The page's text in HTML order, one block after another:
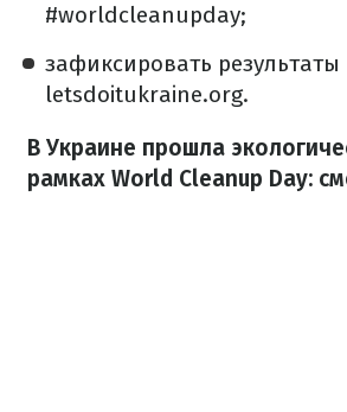
#worldcleanupday;
зафиксировать результаты
letsdoitukraine.org.
В Украине прошла
рамках World Cleanup Day: